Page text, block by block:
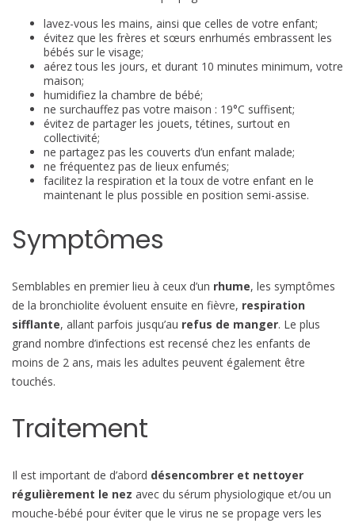
lavez-vous les mains, ainsi que celles de votre enfant;
évitez que les frères et sœurs enrhumés embrassent les
bébés sur le visage;
aérez tous les jours, et durant 10 minutes minimum, votre
maison;
humidifiez la chambre de bébé;
ne surchauffez pas votre maison : 19°C suffisent;
évitez de partager les jouets, tétines, surtout en
collectivité;
ne partagez pas les couverts d’un enfant malade;
ne fréquentez pas de lieux enfumés;
facilitez la respiration et la toux de votre enfant en le
maintenant le plus possible en position semi-assise.
Symptômes
Semblables en premier lieu à ceux d’un rhume, les symptômes
de la bronchiolite évoluent ensuite en fièvre, respiration
sifflante, allant parfois jusqu’au refus de manger. Le plus
grand nombre d’infections est recensé chez les enfants de
moins de 2 ans, mais les adultes peuvent également être
touchés.
Traitement
Il est important de d’abord désencombrer et nettoyer
régulièrement le nez avec du sérum physiologique et/ou un
mouche-bébé pour éviter que le virus ne se propage vers les